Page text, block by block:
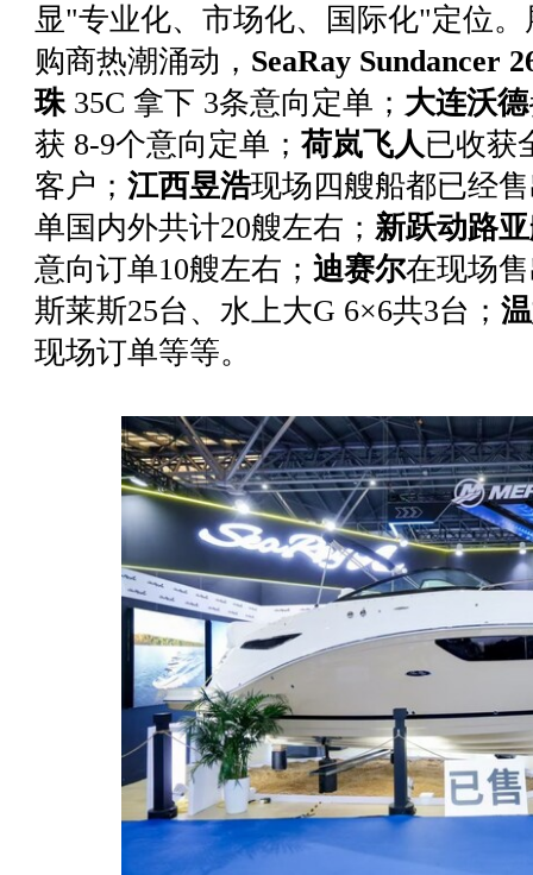
显"专业化、市场化、国际化"定位
购商热潮涌动， SeaRay Sundancer
珠35C 拿下 3条意向定单； 大连沃德
获 8-9个意向定单；荷岚飞人已收获
客户；江西昱浩现场四艘船都已经
单国内外共计20艘左右； 新跃动路
意向订单10艘左右；迪赛尔在现场
斯莱斯25台、水上大G 6×6共3台；
现场订单等等。